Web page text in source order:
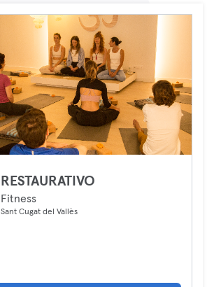
RESTAURATIVO
Fitness
Sant Cugat del Vallès